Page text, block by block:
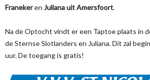
Franekeren Juliana uit Amersfoort.
Na de Optocht vindt er een Taptoe plaats in
de Sternse Slotlanders en Juliana. Dit zal
uur. De toegang is gratis!